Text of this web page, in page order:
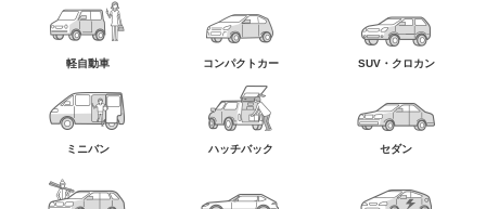
軽自動車 コンパクトカー SUV・クロカン
ミニバン ハッチバック セダン